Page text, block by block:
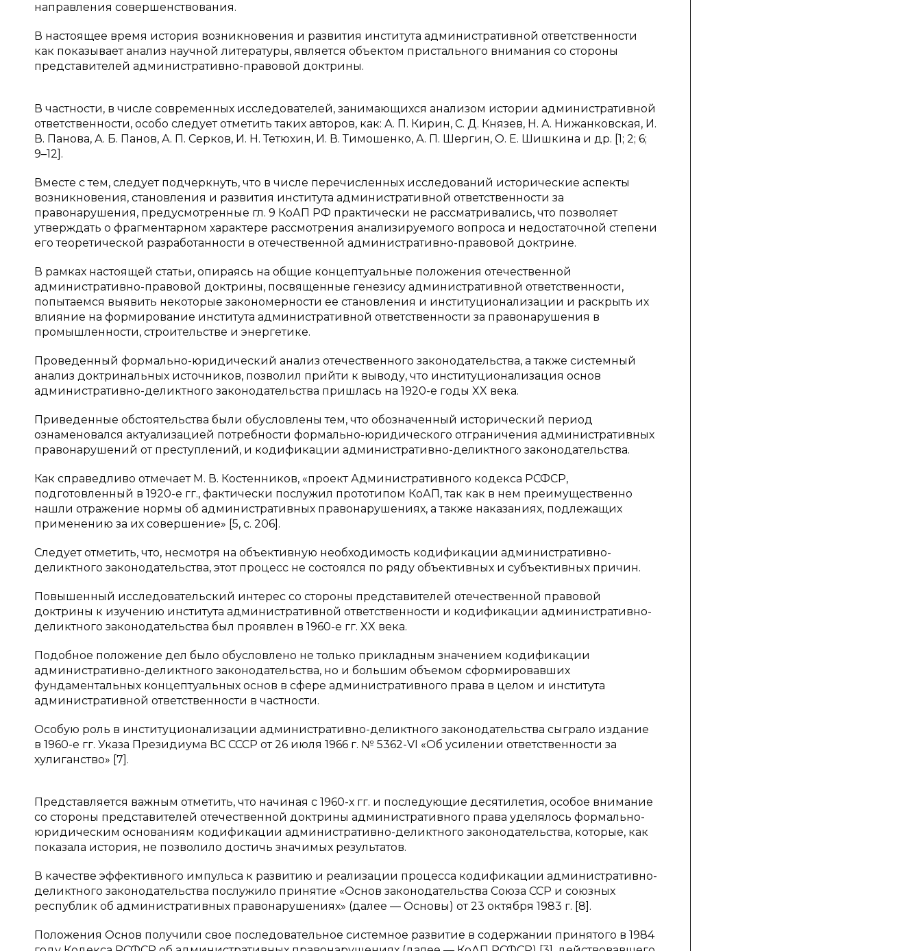
направления совершенствования.
В настоящее время история возникновения и развития института административной ответственности
как показывает анализ научной литературы, является объектом пристального внимания со стороны
представителей административно-правовой доктрины.
В частности, в числе современных исследователей, занимающихся анализом истории административной
ответственности, особо следует отметить таких авторов, как: А. П. Кирин, С. Д. Князев, Н. А. Нижанковская, И.
В. Панова, А. Б. Панов, А. П. Серков, И. Н. Тетюхин, И. В. Тимошенко, А. П. Шергин, О. Е. Шишкина и др. [1; 2; 6;
9–12].
Вместе с тем, следует подчеркнуть, что в числе перечисленных исследований исторические аспекты
возникновения, становления и развития института административной ответственности за
правонарушения, предусмотренные гл. 9 КоАП РФ практически не рассматривались, что позволяет
утверждать о фрагментарном характере рассмотрения анализируемого вопроса и недостаточной степени
его теоретической разработанности в отечественной административно-правовой доктрине.
В рамках настоящей статьи, опираясь на общие концептуальные положения отечественной
административно-правовой доктрины, посвященные генезису административной ответственности,
попытаемся выявить некоторые закономерности ее становления и институционализации и раскрыть их
влияние на формирование института административной ответственности за правонарушения в
промышленности, строительстве и энергетике.
Проведенный формально-юридический анализ отечественного законодательства, а также системный
анализ доктринальных источников, позволил прийти к выводу, что институционализация основ
административно-деликтного законодательства пришлась на 1920-е годы XX века.
Приведенные обстоятельства были обусловлены тем, что обозначенный исторический период
ознаменовался актуализацией потребности формально-юридического отграничения административных
правонарушений от преступлений, и кодификации административно-деликтного законодательства.
Как справедливо отмечает М. В. Костенников, «проект Административного кодекса РСФСР,
подготовленный в 1920-е гг., фактически послужил прототипом КоАП, так как в нем преимущественно
нашли отражение нормы об административных правонарушениях, а также наказаниях, подлежащих
применению за их совершение» [5, с. 206].
Следует отметить, что, несмотря на объективную необходимость кодификации административно-
деликтного законодательства, этот процесс не состоялся по ряду объективных и субъективных причин.
Повышенный исследовательский интерес со стороны представителей отечественной правовой
доктрины к изучению института административной ответственности и кодификации административно-
деликтного законодательства был проявлен в 1960-е гг. XX века.
Подобное положение дел было обусловлено не только прикладным значением кодификации
административно-деликтного законодательства, но и большим объемом сформировавших
фундаментальных концептуальных основ в сфере административного права в целом и института
административной ответственности в частности.
Особую роль в институционализации административно-деликтного законодательства сыграло издание
в 1960-е гг. Указа Президиума ВС СССР от 26 июля 1966 г. № 5362-VI «Об усилении ответственности за
хулиганство» [7].
Представляется важным отметить, что начиная с 1960-х гг. и последующие десятилетия, особое внимание
со стороны представителей отечественной доктрины административного права уделялось формально-
юридическим основаниям кодификации административно-деликтного законодательства, которые, как
показала история, не позволило достичь значимых результатов.
В качестве эффективного импульса к развитию и реализации процесса кодификации административно-
деликтного законодательства послужило принятие «Основ законодательства Союза ССР и союзных
республик об административных правонарушениях» (далее — Основы) от 23 октября 1983 г. [8].
Положения Основ получили свое последовательное системное развитие в содержании принятого в 1984